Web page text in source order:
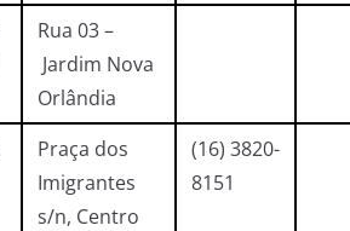
Rua 03 –
Jardim Nova
Orlândia
Praça dos
Imigrantes
s/n, Centro
(16) 3820-
8151